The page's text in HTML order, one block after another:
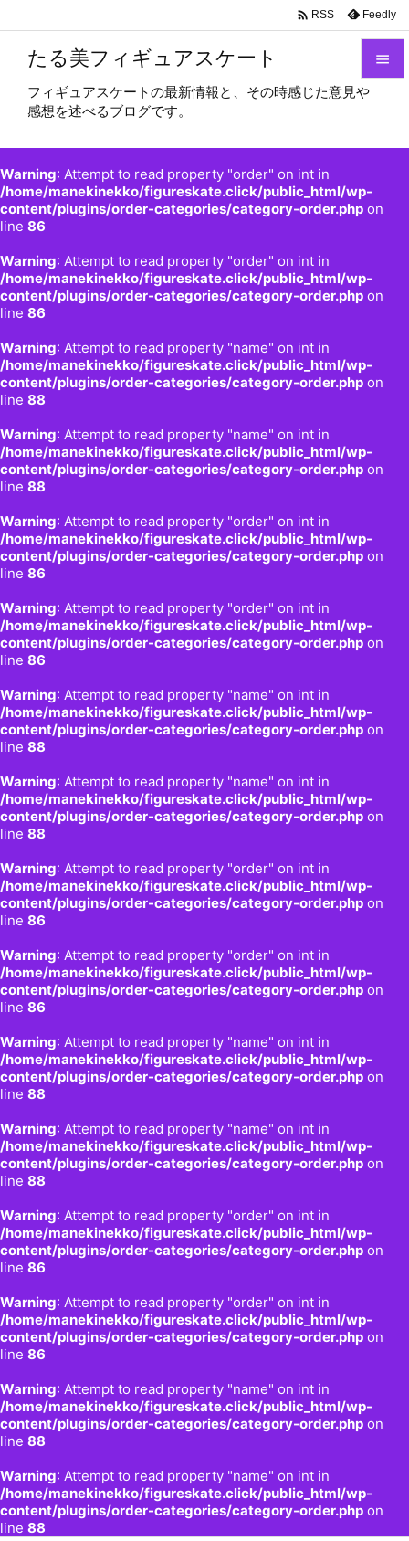
たる美フィギュアスケート
フィギュアスケートの最新情報と、その時感じた意見や
感想を述べるブログです。
Warning: Attempt to read property "order" on int in
/home/manekinekko/figureskate.click/public_html/wp-
content/plugins/order-categories/category-order.php on
line 86
Warning: Attempt to read property "order" on int in
/home/manekinekko/figureskate.click/public_html/wp-
content/plugins/order-categories/category-order.php on
line 86
Warning: Attempt to read property "name" on int in
/home/manekinekko/figureskate.click/public_html/wp-
content/plugins/order-categories/category-order.php on
line 88
Warning: Attempt to read property "name" on int in
/home/manekinekko/figureskate.click/public_html/wp-
content/plugins/order-categories/category-order.php on
line 88
Warning: Attempt to read property "order" on int in
/home/manekinekko/figureskate.click/public_html/wp-
content/plugins/order-categories/category-order.php on
line 86
Warning: Attempt to read property "order" on int in
/home/manekinekko/figureskate.click/public_html/wp-
content/plugins/order-categories/category-order.php on
line 86
Warning: Attempt to read property "name" on int in
/home/manekinekko/figureskate.click/public_html/wp-
content/plugins/order-categories/category-order.php on
line 88
Warning: Attempt to read property "name" on int in
/home/manekinekko/figureskate.click/public_html/wp-
content/plugins/order-categories/category-order.php on
line 88
Warning: Attempt to read property "order" on int in
/home/manekinekko/figureskate.click/public_html/wp-
content/plugins/order-categories/category-order.php on
line 86
Warning: Attempt to read property "order" on int in
/home/manekinekko/figureskate.click/public_html/wp-
content/plugins/order-categories/category-order.php on
line 86
Warning: Attempt to read property "name" on int in
/home/manekinekko/figureskate.click/public_html/wp-
content/plugins/order-categories/category-order.php on
line 88
Warning: Attempt to read property "name" on int in
/home/manekinekko/figureskate.click/public_html/wp-
content/plugins/order-categories/category-order.php on
line 88
Warning: Attempt to read property "order" on int in
/home/manekinekko/figureskate.click/public_html/wp-
content/plugins/order-categories/category-order.php on
line 86
Warning: Attempt to read property "order" on int in
/home/manekinekko/figureskate.click/public_html/wp-
content/plugins/order-categories/category-order.php on
line 86
Warning: Attempt to read property "name" on int in
/home/manekinekko/figureskate.click/public_html/wp-
content/plugins/order-categories/category-order.php on
line 88
Warning: Attempt to read property "name" on int in
/home/manekinekko/figureskate.click/public_html/wp-
content/plugins/order-categories/category-order.php on
line 88


前へ

 RSS Feedly